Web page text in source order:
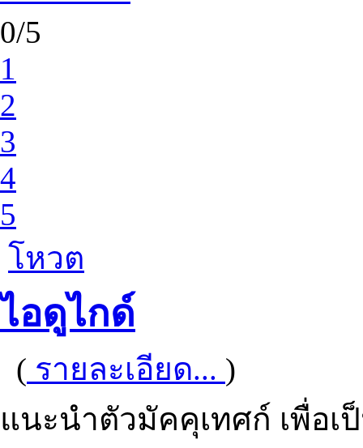
0/5
1
2
3
4
5
โหวต
ไอดูไกด์
( รายละเอียด... )
แนะนำตัวมัคคุเทศก์ เพื่อ